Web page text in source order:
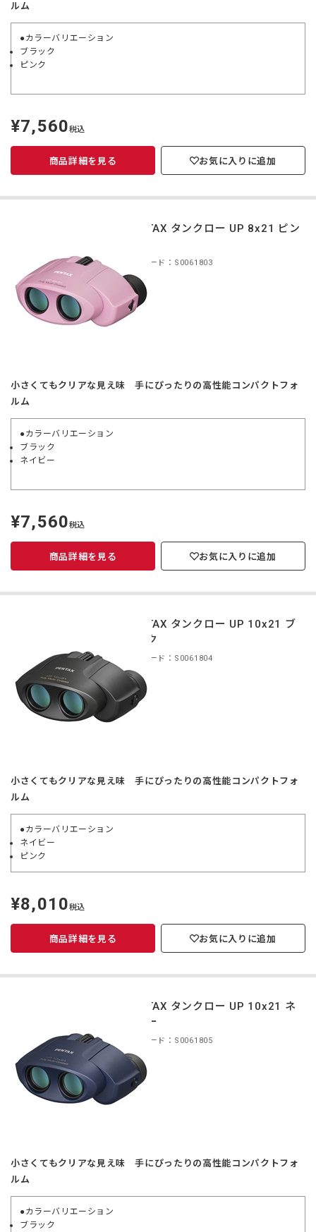
ルム
●カラーバリエーション
ブラック
ピンク
定
価
¥7,560税込
商品詳細を見る お気に入りに追加
PENTAX タンクロー UP 8x21 ピン
商品コード：S0061803
小さくてもクリアな見え味 手にぴったりの高性能コンパクトフォ
ルム
●カラーバリエーション
ブラック
ネイビー
定
価
¥7,560税込
商品詳細を見る お気に入りに追加
PENTAX タンクロー UP 10x21 ブ
ラック
商品コード：S0061804
小さくてもクリアな見え味 手にぴったりの高性能コンパクトフォ
ルム
●カラーバリエーション
ネイビー
ピンク
定
価
¥8,010税込
商品詳細を見る お気に入りに追加
PENTAX タンクロー UP 10x21 ネ
イビー
商品コード：S0061805
小さくてもクリアな見え味 手にぴったりの高性能コンパクトフォ
ルム
●カラーバリエーション
ブラック